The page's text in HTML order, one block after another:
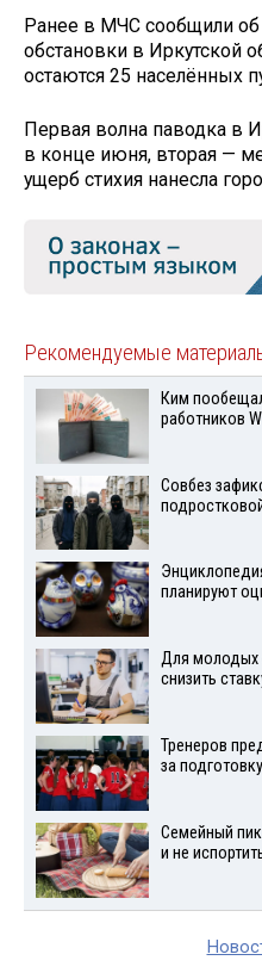
Ранее в МЧС сообщили об
обстановки в Иркутской
остаются 25 населённых
Первая волна паводка в
в конце июня, вторая —
ущерб стихия нанесла
Рекомендуемые
Ким
работников
Совбез
планируют
Для молодых
снизить
Тренеров
за
Семейный
и не